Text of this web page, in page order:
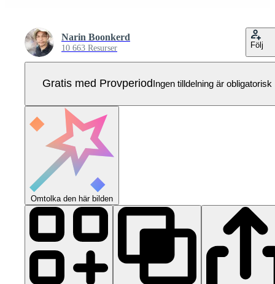
Narin Boonkerd
10 663 Resurser Följ
Gratis med ProvperiodIngen tilldelning är obligatorisk
Omtolka den här bilden